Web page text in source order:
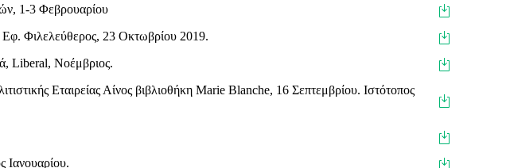
1-3 Φεβρουαρίου
Εφ. Φιλελεύθερος, 23 Οκτωβρίου 2019.
Liberal, Νοέμβριος.
Εταιρείας Αίνος βιβλιοθήκη Marie Blanche, 16 Σεπτεμβρίου. Ιστότοπος
Ιανουαρίου.